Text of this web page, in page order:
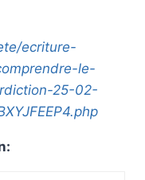
ecriture-
le-
25-02-